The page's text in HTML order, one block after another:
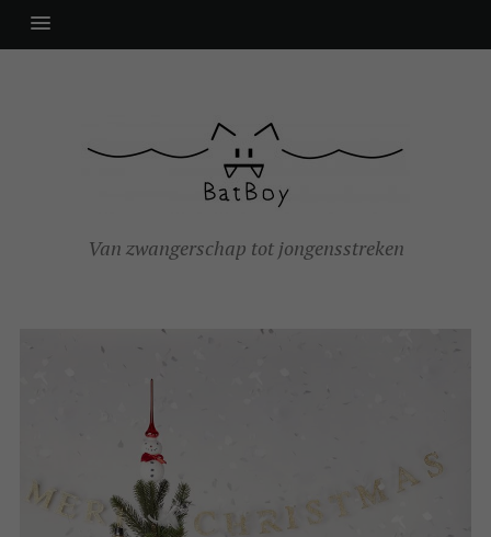
Van zwangerschap tot jongensstreken